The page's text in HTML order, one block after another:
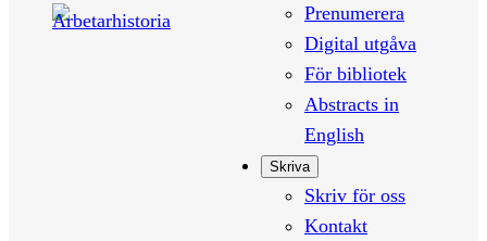
Prenumerera
Digital utgåva
För bibliotek
Abstracts in
English
Skriva
Skriv för oss
Kontakt